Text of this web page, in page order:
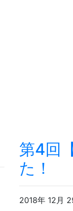
第4回
た！
2018年 12月